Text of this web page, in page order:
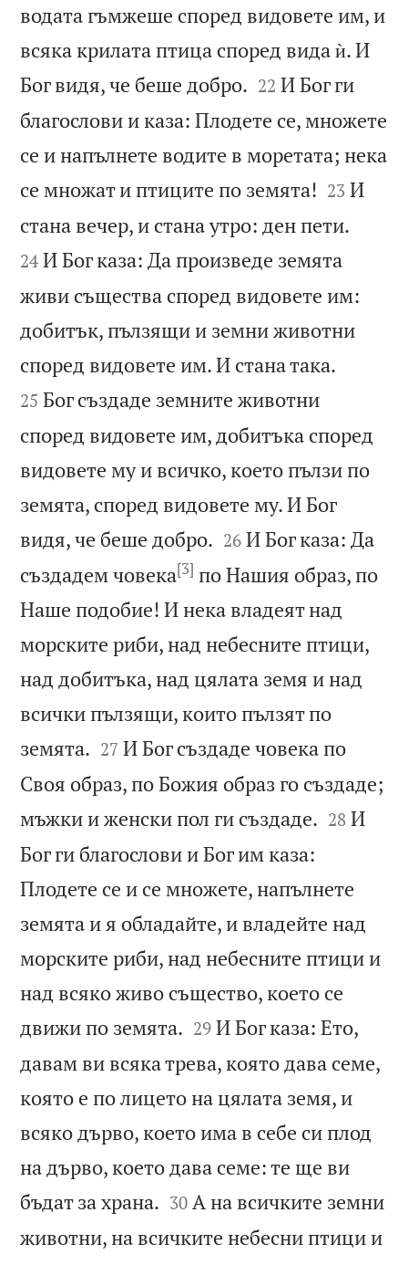
водата гъмжеше според видовете им, и
всяка крилата птица според вида ѝ. И
Бог видя, че беше добро. 

22 И Бог ги
благослови и каза: Плодете се, множете
се и напълнете водите в моретата; нека
се множат и птиците по земята! 

23 И
стана вечер, и стана утро: ден пети.
24 И Бог каза: Да произведе земята
живи същества според видовете им:
добитък, пълзящи и земни животни
според видовете им. И стана така.
25 Бог създаде земните животни
според видовете им, добитъка според
видовете му и всичко, което пълзи по
земята, според видовете му. И Бог
видя, че беше добро. 

26 И Бог каза: Да
създадем човека[3] по Нашия образ, по
Наше подобие! И нека владеят над
морските риби, над небесните птици,
над добитъка, над цялата земя и над
всички пълзящи, които пълзят по
земята. 

27 И Бог създаде човека по
Своя образ, по Божия образ го създаде;
мъжки и женски пол ги създаде. 

28 И
Бог ги благослови и Бог им каза:
Плодете се и се множете, напълнете
земята и я обладайте, и владейте над
морските риби, над небесните птици и
над всяко живо същество, което се
движи по земята. 

29 И Бог каза: Ето,
давам ви всяка трева, която дава семе,
която е по лицето на цялата земя, и
всяко дърво, което има в себе си плод
на дърво, което дава семе: те ще ви
бъдат за храна. 

30 А на всичките земни
животни, на всичките небесни птици и